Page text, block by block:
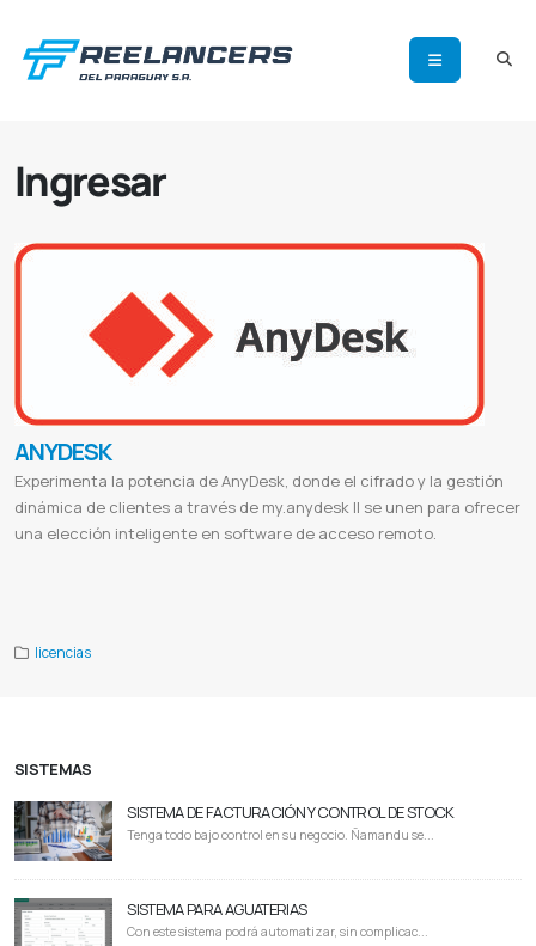
Ingresar
ANYDESK
Experimenta la potencia de AnyDesk, donde el cifrado y la gestión
dinámica de clientes a través de my.anydesk II se unen para ofrecer
una elección inteligente en software de acceso remoto.
licencias
SISTEMAS
SISTEMA DE FACTURACIÓN Y CONTROL DE STOCK
Tenga todo bajo control en su negocio. Ñamandu se...
SISTEMA PARA AGUATERIAS
Con este sistema podrá automatizar, sin complicac...